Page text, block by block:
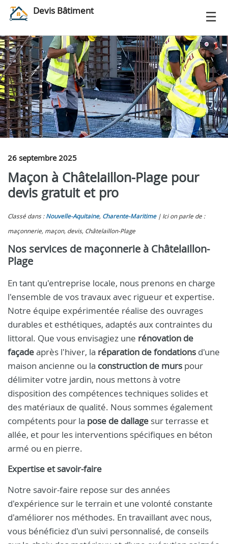
Devis Bâtiment
26 septembre 2025
Maçon à Châtelaillon-Plage pour
devis gratuit et pro
Classé dans : Nouvelle-Aquitaine, Charente-Maritime
Ici on parle de :
maçonnerie, maçon, devis, Châtelaillon-Plage
Nos services de maçonnerie à Châtelaillon-
Plage
En tant qu'entreprise locale, nous prenons en charge
l'ensemble de vos travaux avec rigueur et expertise.
Notre équipe expérimentée réalise des ouvrages
durables et esthétiques, adaptés aux contraintes du
littoral. Que vous envisagiez une rénovation de
façadeaprès l'hiver, la réparation de fondations d'une
maison ancienne ou la construction de murs pour
délimiter votre jardin, nous mettons à votre
disposition des compétences techniques solides et
des matériaux de qualité. Nous sommes également
compétents pour la pose de dallage sur terrasse et
allée, et pour les interventions spécifiques en béton
armé ou en pierre.
Expertise et savoir-faire
Notre savoir-faire repose sur des années
d'expérience sur le terrain et une volonté constante
d'améliorer nos méthodes. En travaillant avec nous,
vous bénéficiez d'un suivi personnalisé, de conseils